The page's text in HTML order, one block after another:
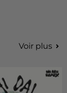
Voir plus